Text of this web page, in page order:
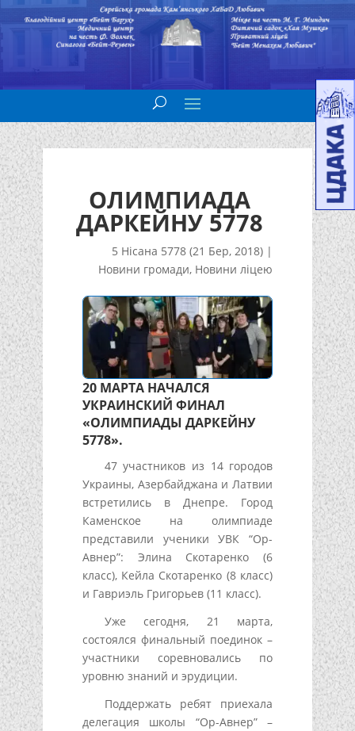
ОЛИМПИАДА
ДАРКЕЙНУ 5778
5 Нісана 5778 (21 Бер, 2018) |
Новини громади, Новини ліцею
20 МАРТА НАЧАЛСЯ
УКРАИНСКИЙ ФИНАЛ
«ОЛИМПИАДЫ ДАРКЕЙНУ
5778».
47 участников из 14 городов
Украины, Азербайджана и Латвии
встретились в Днепре. Город
Каменское на олимпиаде
представили ученики УВК “Ор-
Авнер”: Элина Скотаренко (6
класс), Кейла Скотаренко (8 класс)
и Гавриэль Григорьев (11 класс).
Уже сегодня, 21 марта,
состоялся финальный поединок –
участники соревновались по
уровню знаний и эрудиции.
Поддержать ребят приехала
делегация школы “Ор-Авнер” –